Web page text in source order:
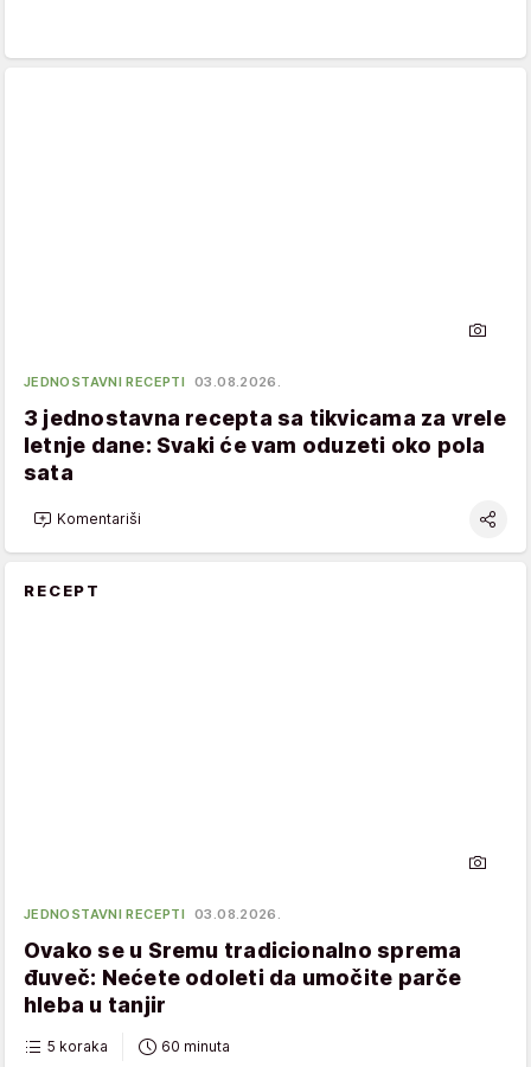
JEDNOSTAVNI RECEPTI 03.08.2026.
3 jednostavna recepta sa tikvicama za vrele
letnje dane: Svaki će vam oduzeti oko pola
sata
Komentariši
RECEPT
JEDNOSTAVNI RECEPTI 03.08.2026.
Ovako se u Sremu tradicionalno sprema
đuveč: Nećete odoleti da umočite parče
hleba u tanjir
5 koraka 60 minuta